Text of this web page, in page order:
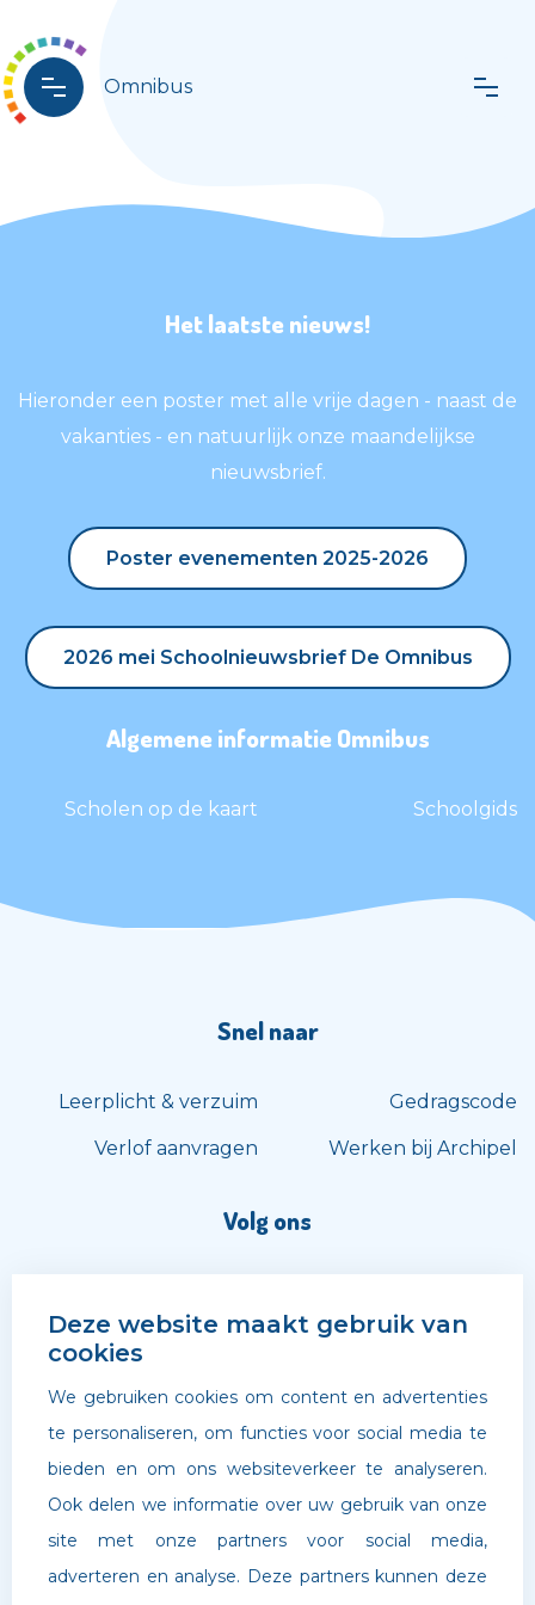
Omnibus
Het laatste nieuws!
Hieronder een poster met alle vrije dagen - naast de
vakanties - en natuurlijk onze maandelijkse
nieuwsbrief.
Poster evenementen 2025-2026
Poster evenementen 2025-2026
2026 mei Schoolnieuwsbrief De Omnibus
2026 mei Schoolnieuwsbrief De Omnibus
Algemene informatie Omnibus
Scholen op de kaart Schoolgids
Snel naar
Leerplicht & verzuim
Verlof aanvragen
Gedragscode
Werken bij Archipel
Volg ons
Deze website maakt gebruik van
cookies
We gebruiken cookies om content en advertenties
te personaliseren, om functies voor social media te
bieden en om ons websiteverkeer te analyseren.
Ook delen we informatie over uw gebruik van onze
site met onze partners voor social media,
adverteren en analyse. Deze partners kunnen deze